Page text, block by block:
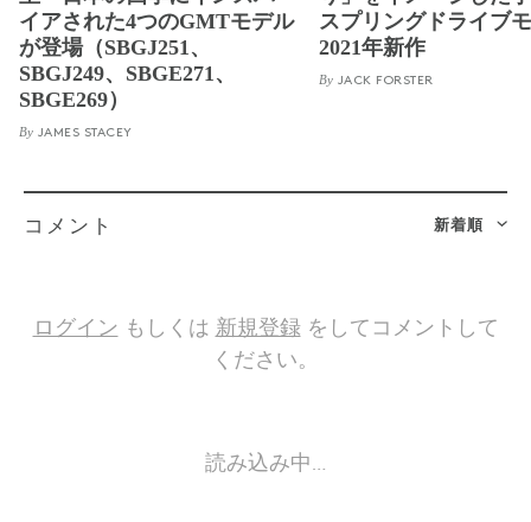
イアされた4つのGMTモデル
が登場（SBGJ251、
SBGJ249、SBGE271、
SBGE269）
By JAMES STACEY
スプリングドライブ
2021年新作
By JACK FORSTER
新着順
コメント
ログインもしくは新規登録をしてコメントして
ください。
読み込み中…